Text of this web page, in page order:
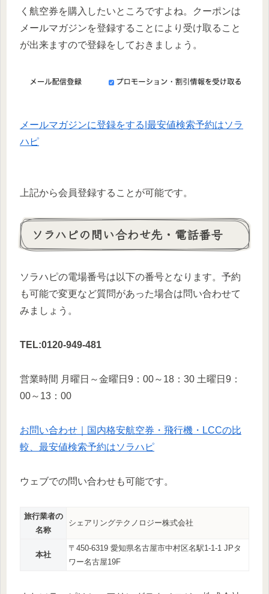
く航空券を購入したいところですよね。クーポンは
メールマガジンを登録することにより受け取ること
が出来ますので登録をしておきましょう。
メールマガジンに登録をする|最安値検索予約はソラ
ハピ
上記から会員登録することが可能です。
ソラハピの問い合わせ先・電話番号
ソラハピの電場番号は以下の番号となります。予約
も可能で変更など質問があった場合は問い合わせて
みましょう。
TEL:0120-949-481
営業時間 月曜日～金曜日9：00～18：30 土曜日9：
00～13：00
お問い合わせ｜国内格安航空券・飛行機・LCCの比
較、最安値検索予約はソラハピ
ウェブでの問い合わせも可能です。
旅行業者の
名称
シェアリングテクノロジー株式会社
本社
〒450-6319 愛知県名古屋市中村区名駅1-1-1 JPタ
ワー名古屋19F